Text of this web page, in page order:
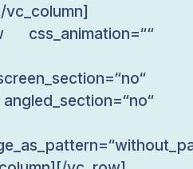
css_animation=““